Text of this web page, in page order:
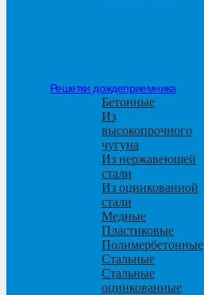
Решетки дождеприемника
Бетонные
Из
высокопрочного
чугуна
Из нержавеющей
стали
Из оцинкованной
стали
Медные
Пластиковые
Полимербетонные
Стальные
Стальные
оцинкованные